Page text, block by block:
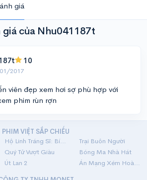
giá
giá của Nhu041187t
10
2017
viên đẹp xem hơi sợ phù hợp với
phim rùn rợn
PHIM VIỆT SẮP CHIẾU
Hộ Linh Tráng Sĩ: Bí Ẩn Mộ Vua Đinh
Trại Buôn Người
Quý Tử Vượt Giàu
Bóng Ma Nhà Hát
Út Lan 2
Án Mạng Xém Hoàn Hảo